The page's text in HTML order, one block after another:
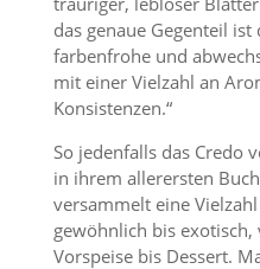
das genaue Gegenteil
farbenfrohe und
mit einer Vielzahl an
Konsistenzen.“
So jedenfalls das Credo
in ihrem allerersten
versammelt eine
gewöhnlich bis
Vorspeise bis Dessert.